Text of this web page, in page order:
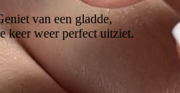
van een gladde,
keer weer perfect uitziet.